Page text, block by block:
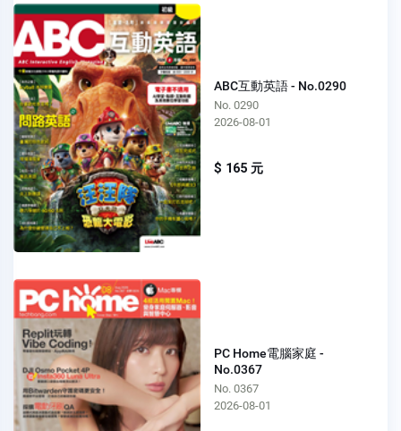
ABC互動英語 - No.0290
No. 0290
2026-08-01
$ 165 元
PC Home電腦家庭 -
No.0367
No. 0367
2026-08-01